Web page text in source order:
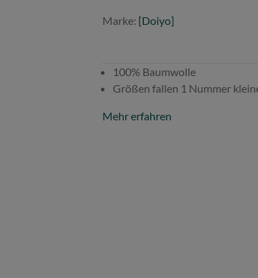
Marke: [Doiyo]
100% Baumwolle
Größen fallen 1 Nummer
Mehr erfahren